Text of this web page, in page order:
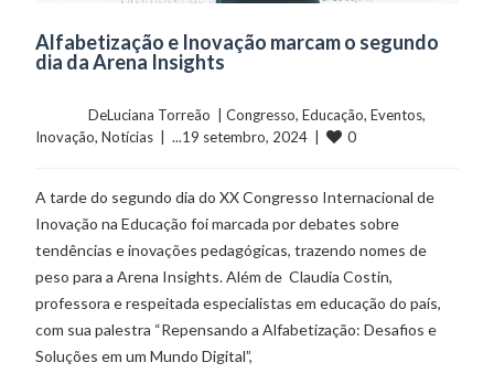
Alfabetização e Inovação marcam o segundo
dia da Arena Insights
	    	DeLuciana Torreão  |
Congresso, Educação, Eventos
Inovação, Notícias
  |  ...19 setembro, 2024  |
0
A tarde do segundo dia do XX Congresso Internacional de
Inovação na Educação foi marcada por debates sobre
tendências e inovações pedagógicas, trazendo nomes de
peso para a Arena Insights. Além de Claudia Costin,
professora e respeitada especialistas em educação do país,
com sua palestra “Repensando a Alfabetização: Desafios e
Soluções em um Mundo Digital”,